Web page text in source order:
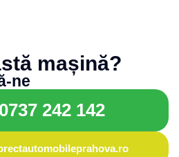
mașină?
ne
0737 242 142